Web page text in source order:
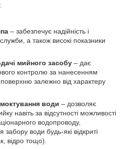
– забезпечує надійність і
а також високі показники
мийного засобу – дає
контролю за нанесенням
залежно від характеру
води – дозволяє
навіть за відсутності можливості
водопроводу,
води будь-які відкриті
відро тощо).